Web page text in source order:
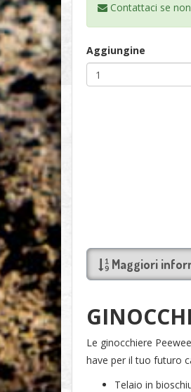
Contattaci se
Aggiungine
Maggiori
Le ginocchiere
have per il tuo futuro
Telaio in